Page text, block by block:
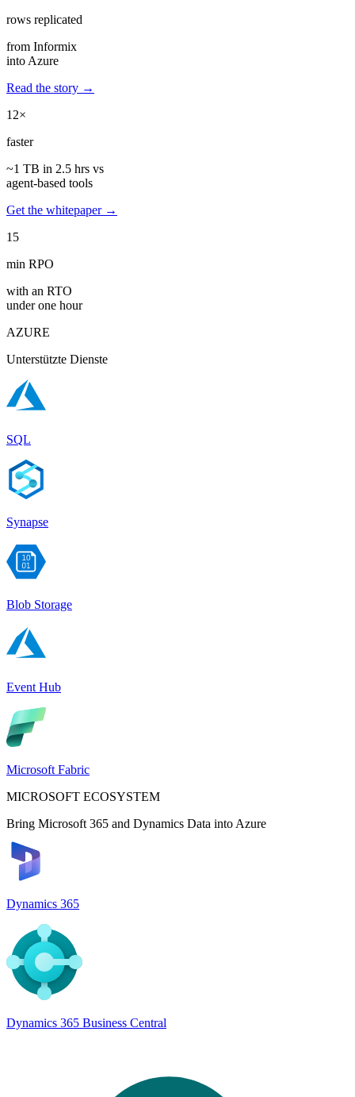
rows replicated
from Informix
into Azure
Read the story →
12×
faster
~1 TB in 2.5 hrs vs
agent-based tools
Get the whitepaper →
15
min RPO
with an RTO
under one hour
AZURE
Unterstützte Dienste
SQL
Synapse
Blob Storage
Event Hub
Microsoft Fabric
MICROSOFT ECOSYSTEM
Bring Microsoft 365 and Dynamics Data into Azure
Dynamics 365
Dynamics 365 Business Central